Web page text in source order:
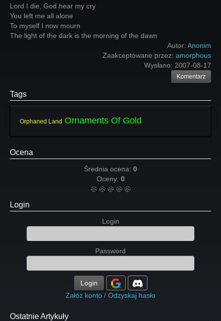
Lord I die, God hear my cry
You left me all alone
To myself I now mourn
The light of the dark is the morning of the dawn
Autor: Anonim
Zaakceptowane przez: amorphous
Wysłano: 2007-08-17
Komentarz
Tags
Orphaned Land Ornaments Of Gold
Ocena
Średnia ocena: 0
Oceny: 0
Login
Login
Password
Login
Załóż konto / Odzyskaj hasło
Ostatnie Artykuły